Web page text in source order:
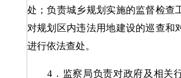
处；负责城乡规划实施的监督检查
对规划区内违法用地建设的巡查和
进行依法查处。
4．监察局负责对政府及相关行